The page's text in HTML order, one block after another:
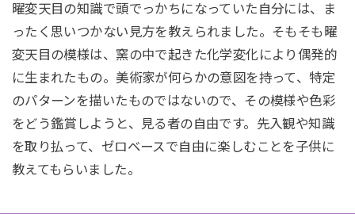
曜変天目の知識で頭でっかちになっていた自分には、ま
ったく思いつかない見方を教えられました。そもそも曜
変天目の模様は、窯の中で起きた化学変化により偶発的
に生まれたもの。美術家が何らかの意図を持って、特定
のパターンを描いたものではないので、その模様や色彩
をどう鑑賞しようと、見る者の自由です。先入観や知識
を取り払って、ゼロベースで自由に楽しむことを子供に
教えてもらいました。